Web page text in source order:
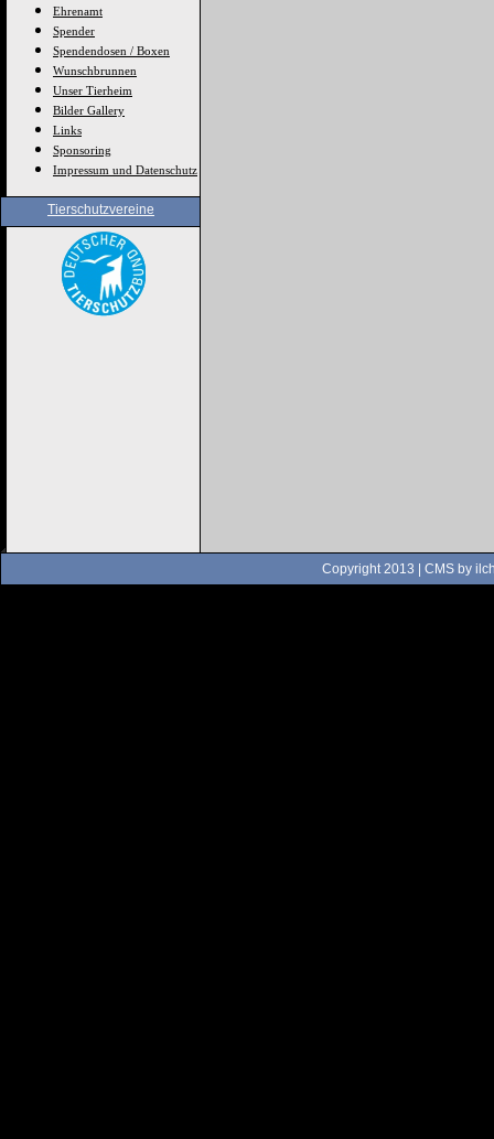
Ehrenamt
Spender
Spendendosen / Boxen
Wunschbrunnen
Unser Tierheim
Bilder Gallery
Links
Sponsoring
Impressum und Datenschutz
Tierschutzvereine
Copyright 2013 | CMS by